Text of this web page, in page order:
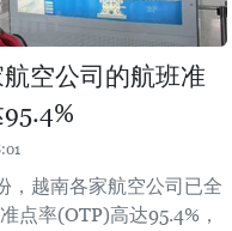
空公司的航班准
，越南各家航空公司已全
点率(OTP)高达95.4%，